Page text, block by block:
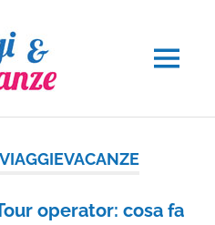
MENU
operator: cosa fa